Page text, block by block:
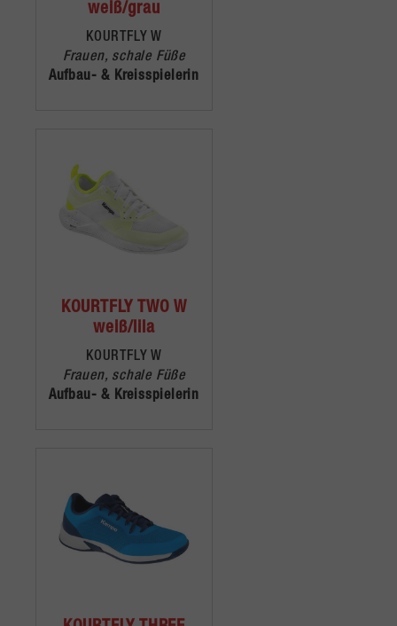
weiß/grau
KOURTFLY W
Frauen, schale Füße
Aufbau- & Kreisspielerin
KOURTFLY TWO W
weiß/lila
KOURTFLY W
Frauen, schale Füße
Aufbau- & Kreisspielerin